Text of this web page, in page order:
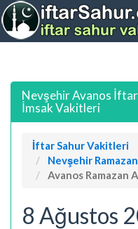
Nevşehir Avanos
İmsak Vakitleri
İftar Sahur Vakitleri
Nevşehir
Avanos Ramazan
8 Ağustos